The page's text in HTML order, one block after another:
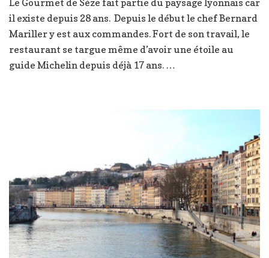
de
Sèze
6
il existe depuis 28 ans. Depuis le début le chef Bernard
Mariller y est aux commandes. Fort de son travail, le
restaurant se targue même d’avoir une étoile au
guide Michelin depuis déjà 17 ans. …